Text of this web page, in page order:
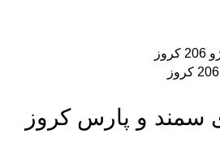
سمند و پارس کروز